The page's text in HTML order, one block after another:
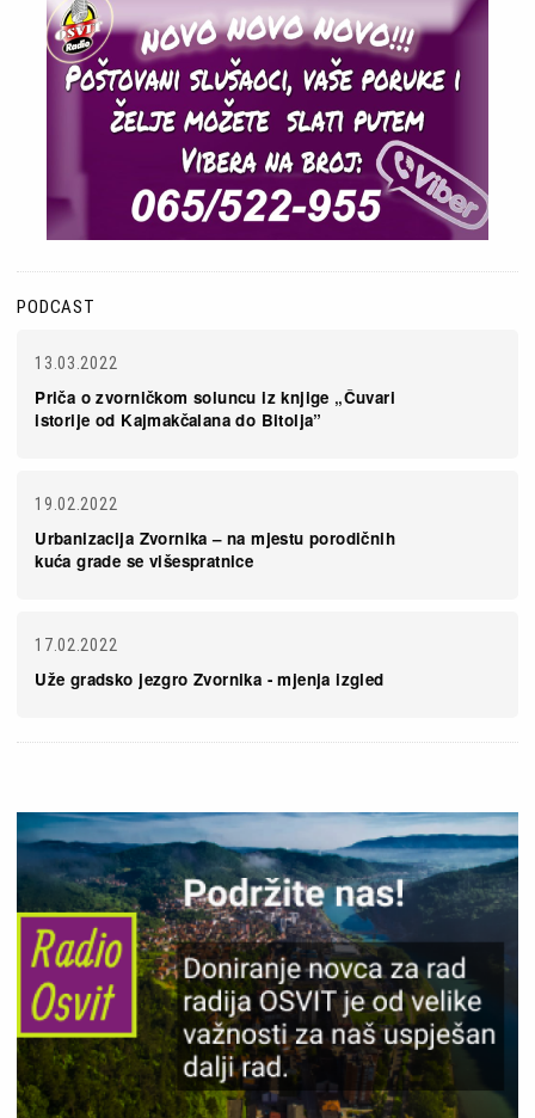
PODCAST
13.03.2022
Priča o zvorničkom soluncu iz knjige „Čuvari
istorije od Kajmakčalana do Bitolja”
19.02.2022
Urbanizacija Zvornika – na mjestu porodičnih
kuća grade se višespratnice
17.02.2022
Uže gradsko jezgro Zvornika - mjenja izgled
Slika